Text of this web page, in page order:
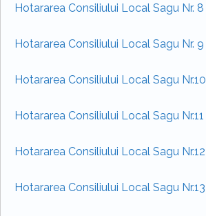
Hotararea Consiliului Local Sagu Nr. 8
Hotararea Consiliului Local Sagu Nr. 9
Hotararea Consiliului Local Sagu Nr.10
Hotararea Consiliului Local Sagu Nr.11
Hotararea Consiliului Local Sagu Nr.12
Hotararea Consiliului Local Sagu Nr.13